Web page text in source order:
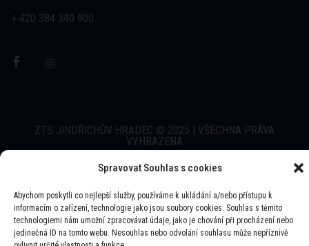
Spravovat Souhlas s cookies
Abychom poskytli co nejlepší služby, používáme k ukládání a/nebo přístupu k
informacím o zařízení, technologie jako jsou soubory cookies. Souhlas s těmito
technologiemi nám umožní zpracovávat údaje, jako je chování při procházení nebo
jedinečná ID na tomto webu. Nesouhlas nebo odvolání souhlasu může nepříznivě
+ 420 384 340 900
ZTS JINDŘICHŮV HRADEC © 2025 | VŠECHNA PRÁVA
VYHRAZENA